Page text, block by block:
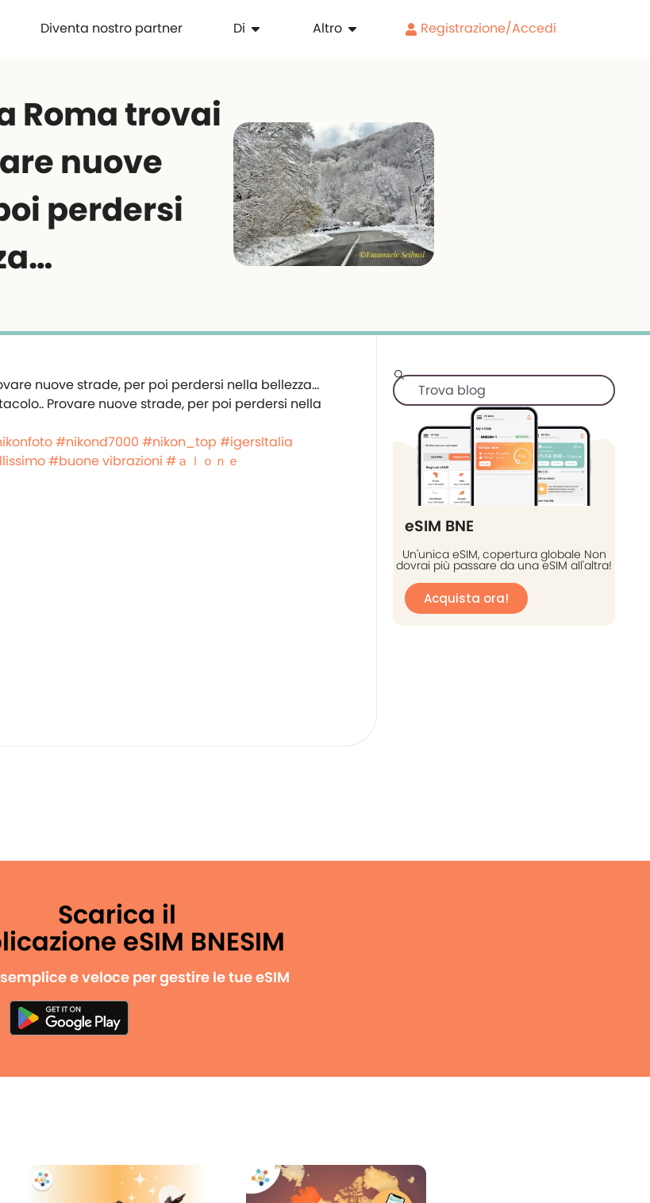
Diventa nostro partner Di Altro Registrazione/Accedi
Roma trovai
nuove
perdersi
Provare nuove strade, per poi perdersi nella
#nikond7000 #nikon_top #igersItalia
#buone vibrazioni #ａｌｏｎｅ
eSIM BNE
Un'unica eSIM, copertura globale Non
dovrai più passare da una eSIM all'altra!
Acquista ora!
Scarica il
eSIM BNESIM
e veloce per gestire le tue eSIM